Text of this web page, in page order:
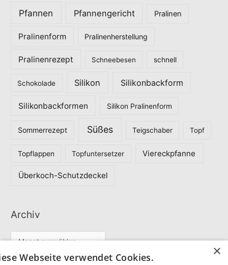
Pfannen Pfannengericht Pralinen
Pralinenform Pralinenherstellung
Pralinenrezept Schneebesen schnell
Schokolade Silikon Silikonbackform
Silikonbackformen Silikon Pralinenform
Sommerrezept Süßes Teigschaber Topf
Topflappen Topfuntersetzer Viereckpfanne
Überkoch-Schutzdeckel
Archiv
×
Webseite verwendet Cookies.